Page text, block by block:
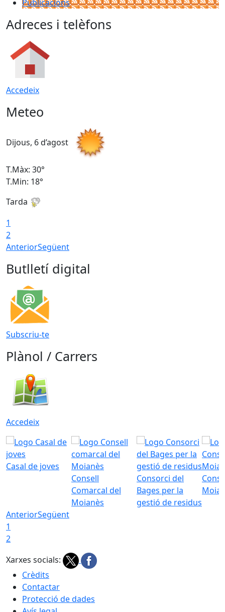
Publicacions
Adreces i telèfons
Accedeix
Meteo
Dijous, 6 d’agost
T.Màx: 30°
T.Min: 18°
Tarda
1
2
AnteriorSegüent
Butlletí digital
Subscriu-te
Plànol / Carrers
Accedeix
Casal de joves
Consell
Comarcal del
Moianès
Consorci del
Bages per la
gestió de residus
AnteriorSegüent
1
2
Xarxes socials:
Crèdits
Contactar
Protecció de dades